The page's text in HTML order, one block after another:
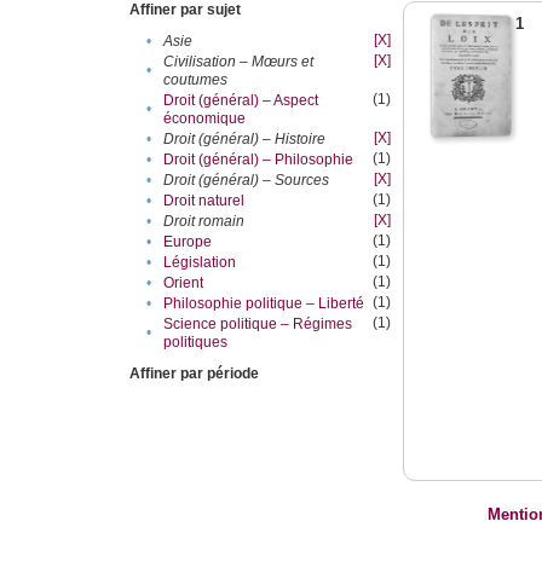
Affiner par sujet
•
Asie
[X]
•
Civilisation – Mœurs et
coutumes
[X]
•
Droit (général) – Aspect
économique
(1)
• Droit (général) – Histoire
[X]
•
Droit (général) – Philosophie
(1)
•
Droit (général) – Sources
[X]
•
Droit naturel
(1)
•
Droit romain
[X]
•
Europe
(1)
•
Législation
(1)
•
Orient
(1)
•
Philosophie politique – Liberté (1)
•
Science politique – Régimes
politiques
(1)
Affiner par période
1